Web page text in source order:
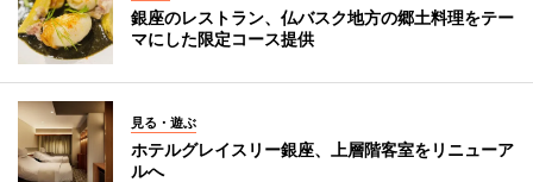
銀座のレストラン、仏バスク地方の郷土料理をテー
マにした限定コース提供
見る・遊ぶ
ホテルグレイスリー銀座、上層階客室をリニューア
ルへ